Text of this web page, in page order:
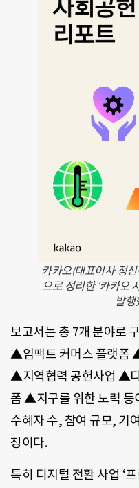
카카오(대표이사 정
으로 정리한 ‘카카오
발
보고서는 총 7개 분야로
▲임팩트 커머스 플랫폼
▲지역협력 공헌사업 ▲
폼 ▲지구를 위한 노력 등
수혜자 수, 참여 규모, 기
징이다.
특히 디지털 전환 사업 ‘